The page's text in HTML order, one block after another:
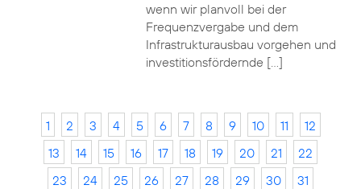
wenn wir planvoll bei der
Frequenzvergabe und dem
Infrastrukturausbau vorgehen und
investitionsfördernde […]
1 2 3 4 5 6 7 8 9 10 11
12
13
14 15 16 17 18 19 20 21
22
23
24 25 26 27 28 29 30
31